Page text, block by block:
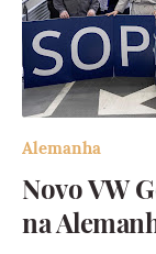
Alemanha
Novo VW
na